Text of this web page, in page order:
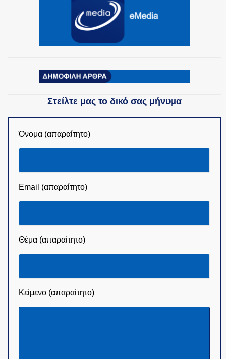
Στείλτε μας το δικό σας μήνυμα
Όνομα (απαραίτητο)
Email (απαραίτητο)
Θέμα (απαραίτητο)
Κείμενο (απαραίτητο)